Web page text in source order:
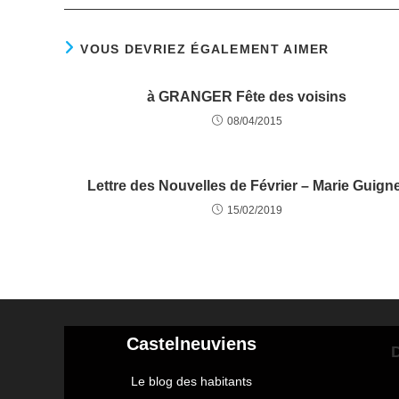
VOUS DEVRIEZ ÉGALEMENT AIMER
à GRANGER Fête des voisins
08/04/2015
Lettre des Nouvelles de Février – Marie
15/02/2019
Castelneuviens
Le blog des habitants